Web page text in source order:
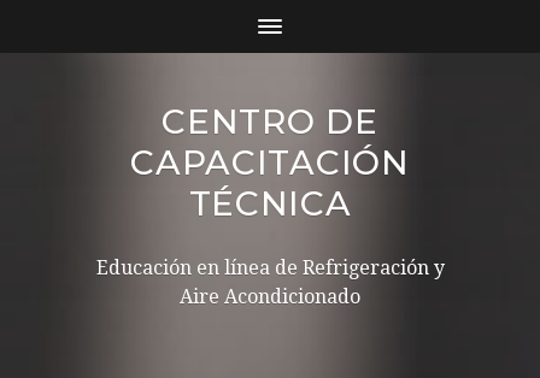
CENTRO DE
CAPACITACIÓN
TÉCNICA
Educación en línea de Refrigeración y
Aire Acondicionado